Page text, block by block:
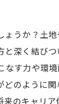
うか？土
深く結び
す力や環
のように
のキャリ